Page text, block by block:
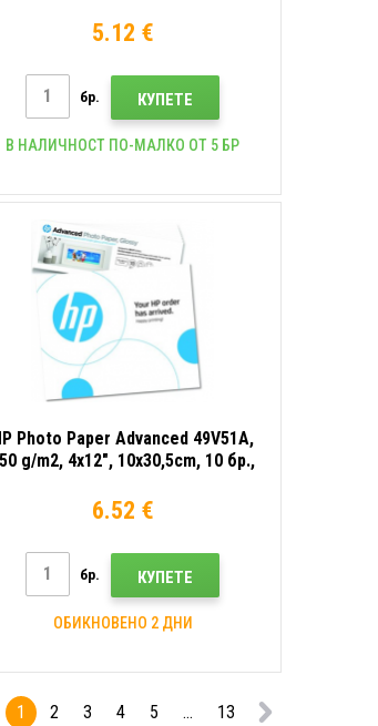
5.12 €
бр. КУПЕТЕ
В НАЛИЧНОСТ ПО-МАЛКО ОТ 5 БР
Photo Paper Advanced 49V51A,
g/m2, 4x12", 10x30,5cm, 10 бр.,
бяла, фотохартия
6.52 €
бр. КУПЕТЕ
ОБИКНОВЕНО 2 ДНИ
1 2 3 4 5 ... 13